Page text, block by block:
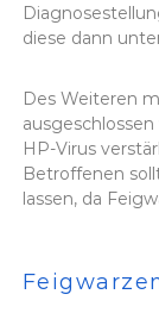
diese dann
Des Weiteren
HP-Virus
Betroffenen
lassen, da